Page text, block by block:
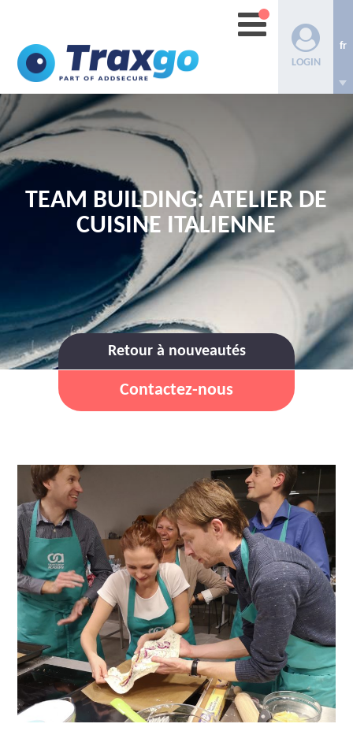
LOGIN
fr
TEAM BUILDING: ATELIER DE
CUISINE ITALIENNE
Retour à nouveautés
Contactez-nous